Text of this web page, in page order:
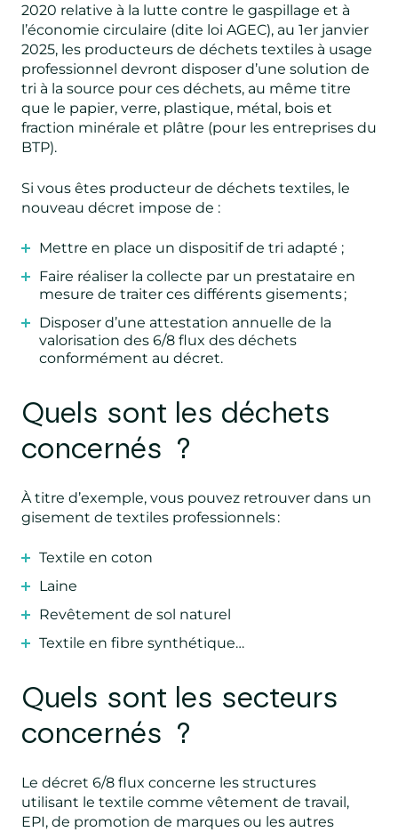
2020 relative à la lutte contre le gaspillage et à
l’économie circulaire (dite loi AGEC), au 1er janvier
2025, les producteurs de déchets textiles à usage
professionnel devront disposer d’une solution de
tri à la source pour ces déchets, au même titre
que le papier, verre, plastique, métal, bois et
fraction minérale et plâtre (pour les entreprises du
BTP).
Si vous êtes producteur de déchets textiles, le
nouveau décret impose de :
Mettre en place un dispositif de tri adapté ;
Faire réaliser la collecte par un prestataire en
mesure de traiter ces différents gisements ;
Disposer d’une attestation annuelle de la
valorisation des 6/8 flux des déchets
conformément au décret.
Quels sont les déchets
concernés ?
À titre d’exemple, vous pouvez retrouver dans un
gisement de textiles professionnels :
Textile en coton
Laine
Revêtement de sol naturel
Textile en fibre synthétique…
Quels sont les secteurs
concernés ?
Le décret 6/8 flux concerne les structures
utilisant le textile comme vêtement de travail,
EPI, de promotion de marques ou les autres